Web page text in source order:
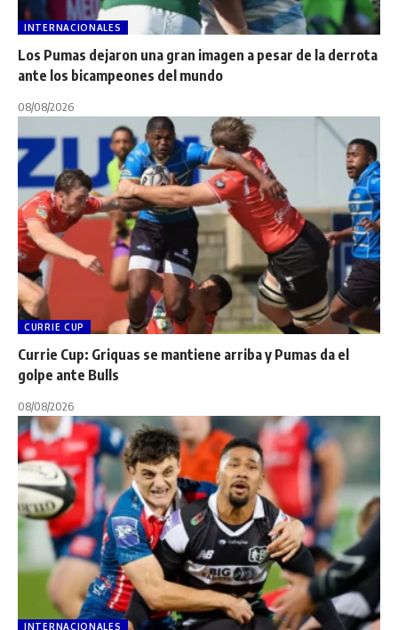
INTERNACIONALES
Los Pumas dejaron una gran imagen a pesar de la derrota
ante los bicampeones del mundo
08/08/2026
CURRIE CUP
Currie Cup: Griquas se mantiene arriba y Pumas da el
golpe ante Bulls
08/08/2026
INTERNACIONALES